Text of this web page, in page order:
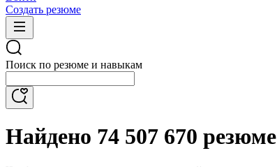
Создать резюме
Поиск по резюме и навыкам
Найдено 74 507 670 резюме